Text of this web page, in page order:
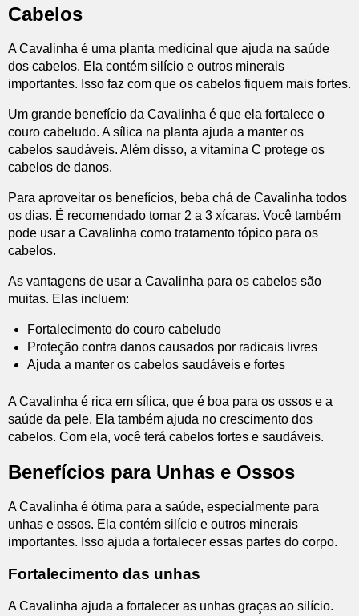
Cabelos
A Cavalinha é uma planta medicinal que ajuda na saúde
dos cabelos. Ela contém silício e outros minerais
importantes. Isso faz com que os cabelos fiquem mais fortes.
Um grande benefício da Cavalinha é que ela fortalece o
couro cabeludo. A sílica na planta ajuda a manter os
cabelos saudáveis. Além disso, a vitamina C protege os
cabelos de danos.
Para aproveitar os benefícios, beba chá de Cavalinha todos
os dias. É recomendado tomar 2 a 3 xícaras. Você também
pode usar a Cavalinha como tratamento tópico para os
cabelos.
As vantagens de usar a Cavalinha para os cabelos são
muitas. Elas incluem:
Fortalecimento do couro cabeludo
Proteção contra danos causados por radicais livres
Ajuda a manter os cabelos saudáveis e fortes
A Cavalinha é rica em sílica, que é boa para os ossos e a
saúde da pele. Ela também ajuda no crescimento dos
cabelos. Com ela, você terá cabelos fortes e saudáveis.
Benefícios para Unhas e Ossos
A Cavalinha é ótima para a saúde, especialmente para
unhas e ossos. Ela contém silício e outros minerais
importantes. Isso ajuda a fortalecer essas partes do corpo.
Fortalecimento das unhas
A Cavalinha ajuda a fortalecer as unhas graças ao silício.